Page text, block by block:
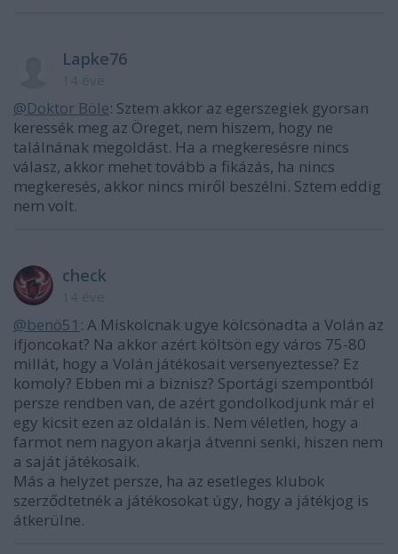
Lapke76
@Doktor Böle: Sztem akkor az egerszegiek gyorsan
keressék meg az Öreget, nem hiszem, hogy ne
találnának megoldást. Ha a megkeresésre nincs
válasz, akkor mehet tovább a fikázás, ha nincs
megkeresés, akkor nincs miről beszélni. Sztem eddig
nem volt.
check
@benö51 : A Miskolcnak ugye kölcsönadta a Volán az
ifjoncokat? Na akkor azért költsön egy város 75-80
millát, hogy a Volán játékosait versenyeztesse? Ez
komoly? Ebben mi a biznisz? Sportági szempontból
persze rendben van, de azért gondolkodjunk már el
egy kicsit ezen az oldalán is. Nem véletlen, hogy a
farmot nem nagyon akarja átvenni senki, hiszen nem
a saját játékosaik.
Más a helyzet persze, ha az esetleges klubok
szerződtetnék a játékosokat úgy, hogy a játékjog is
átkerülne.